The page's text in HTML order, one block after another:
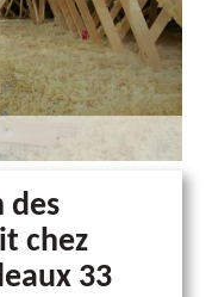
des
chez
33